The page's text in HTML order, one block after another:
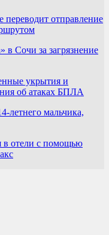
отправление
в Сочи за загрязнение
укрытия и
об атаках БПЛА
летнего мальчика,
в отели с помощью